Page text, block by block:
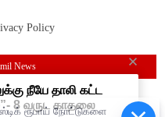
Policy
News
ரூபாய் நோட்டுகளை